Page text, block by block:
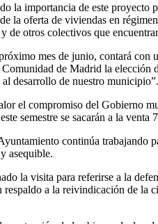
la importancia de este proyecto
la oferta de viviendas en
de otros colectivos que
mes de junio, contará
de Madrid la elección
desarrollo de nuestro municipio”.
el compromiso del Gobierno
semestre se sacarán a la
continúa trabajando
asequible.
la visita para referirse a la
a la reivindicación de la